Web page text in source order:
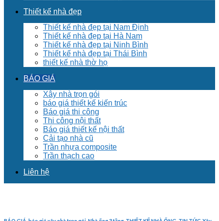
Thiết kế nhà đẹp
Thiết kế nhà đẹp tại Nam Định
Thiết kế nhà đẹp tại Hà Nam
Thiết kế nhà đẹp tại Ninh Bình
Thiết kế nhà đẹp tại Thái Bình
thiết kế nhà thờ họ
BÁO GIÁ
Xây nhà trọn gói
báo giá thiết kế kiến trúc
Báo giá thi công
Thi công nội thất
Báo giá thiết kế nội thất
Cải tạo nhà cũ
Trần nhựa composite
Trần thạch cao
Liên hệ